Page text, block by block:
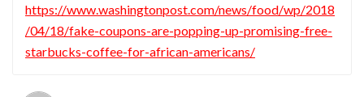
https://www.washingtonpost.com/news/food/wp/2018
/04/18/fake-coupons-are-popping-up-promising-free-
starbucks-coffee-for-african-americans/